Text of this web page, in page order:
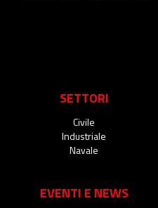
SETTORI
Civile
Industriale
Navale
EVENTI E NEWS